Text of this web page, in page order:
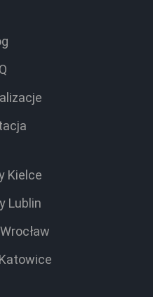
Kielce
Lublin